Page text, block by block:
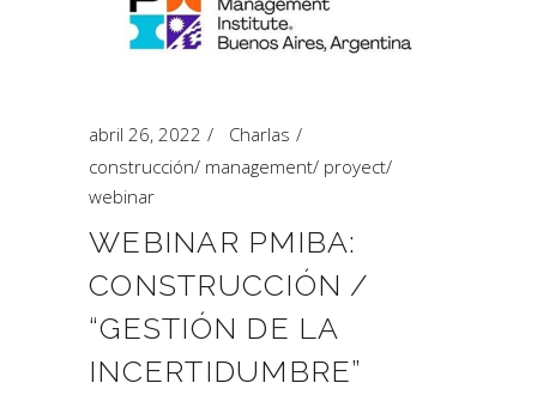
abril 26, 2022
Charlas
construcción/ management/ proyect/
webinar
WEBINAR PMIBA:
CONSTRUCCIÓN /
“GESTIÓN DE LA
INCERTIDUMBRE”